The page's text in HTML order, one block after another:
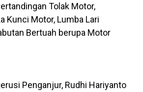
Tolak Motor,
Kunci Motor, Lumba Lari
Bertuah berupa Motor
Penganjur, Rudhi Hariyanto